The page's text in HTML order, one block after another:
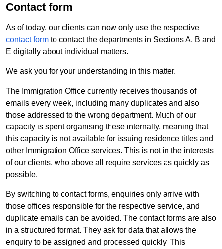
Contact form
As of today, our clients can now only use the respective
contact form to contact the departments in Sections A, B and
E digitally about individual matters.
We ask you for your understanding in this matter.
The Immigration Office currently receives thousands of
emails every week, including many duplicates and also
those addressed to the wrong department. Much of our
capacity is spent organising these internally, meaning that
this capacity is not available for issuing residence titles and
other Immigration Office services. This is not in the interests
of our clients, who above all require services as quickly as
possible.
By switching to contact forms, enquiries only arrive with
those offices responsible for the respective service, and
duplicate emails can be avoided. The contact forms are also
in a structured format. They ask for data that allows the
enquiry to be assigned and processed quickly. This